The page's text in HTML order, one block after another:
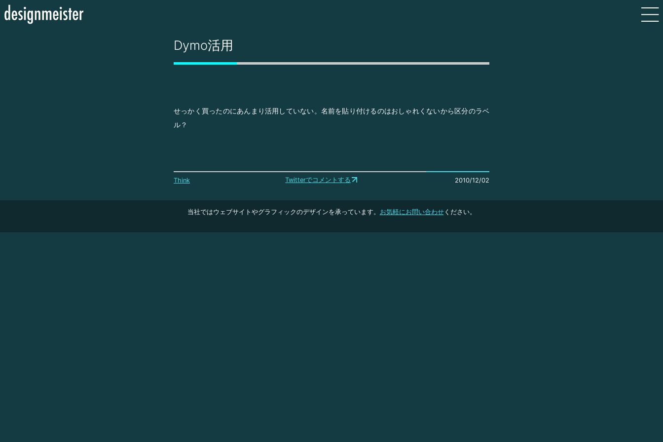
Dymo活用
せっかく買ったのにあんまり活用していない。名前を貼り付けるのはおしゃれくないから区分のラベ
ル？
Think Twitterでコメントする 2010/12/02
当社ではウェブサイトやグラフィックのデザインを承っています。 お気軽にお問い合わせください。